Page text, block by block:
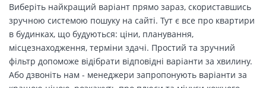
Виберіть найкращий варіант прямо зараз, скориставшись
зручною системою пошуку на сайті. Тут є все про квартири
в будинках, що будуються: ціни, планування,
місцезнаходження, терміни здачі. Простий та зручний
фільтр допоможе відібрати відповідні варіанти за хвилину.
Або дзвоніть нам - менеджери запропонують варіанти за